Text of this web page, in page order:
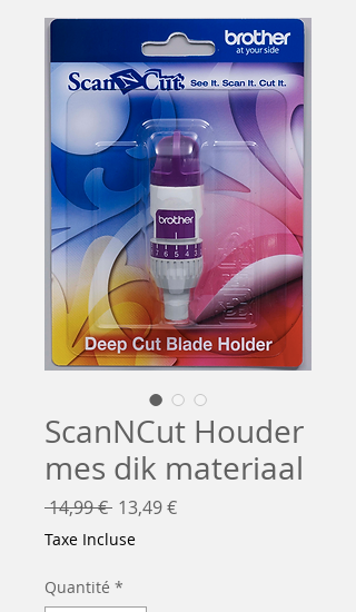
ScanNCut Houder
mes dik materiaal
14,99 € Prix
original
13,49 €Prix
Taxe Incluse
Quantité *